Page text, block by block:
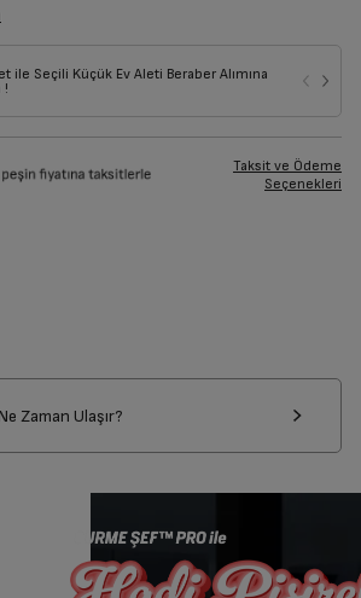
ile Seçili Küçük Ev Aleti Beraber Alımına
!
Taksit ve Ödeme
Seçenekleri
Zaman Ulaşır?